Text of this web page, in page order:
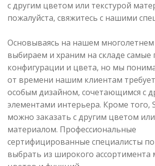
с другим цветом или текстурой
пожалуйста, свяжитесь с нашими
Основываясь на нашем
выбираем и храним на складе самые
конфигурации и цвета, но мы
от времени нашим клиентам
особым дизайном, сочетающимся с
элементами интерьера. Кроме того,
можно заказать с другим цветом
материалом. Профессиональные
сертифицированные специалисты
выбрать из широкого ассортимента